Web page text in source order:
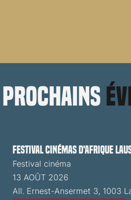
prochains
Festival cinémas d'Afrique
Festival cinéma
13 AOÛT 2026
All. Ernest-Ansermet 3, 1003